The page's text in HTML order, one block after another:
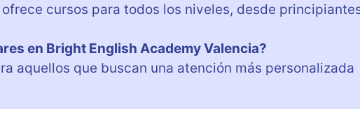
cursos para todos los niveles, desde
en Bright English Academy Valencia?
aquellos que buscan una atención más personalizada